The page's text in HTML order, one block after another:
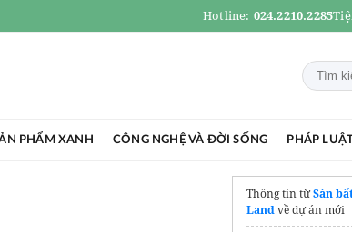
Hotline: 024.2210.2285
PHẨM XANH CÔNG NGHỆ VÀ ĐỜI SỐNG PHÁP
Thông tin từSàn
Landvề dự án mới